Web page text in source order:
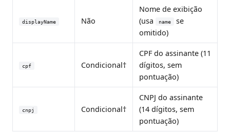
displayName Não
Nome de exibição
(usa
name
se
omitido)
cpf Condicional†
CPF do assinante (11
dígitos, sem
pontuação)
cnpj Condicional†
CNPJ do assinante
(14 dígitos, sem
pontuação)